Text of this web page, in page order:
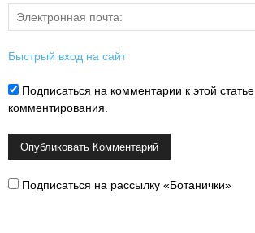
Быстрый вход на сайт
Подписаться на комментарии к этой статье.
комментирования.
Подписаться на рассылку «Ботанички»